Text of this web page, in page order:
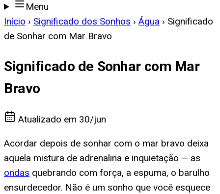
Menu
Início › Significado dos Sonhos › Água › Significado
de Sonhar com Mar Bravo
Significado de Sonhar com Mar
Bravo
Atualizado em 30/jun
Acordar depois de sonhar com o mar bravo deixa
aquela mistura de adrenalina e inquietação — as
ondas quebrando com força, a espuma, o barulho
ensurdecedor. Não é um sonho que você esquece